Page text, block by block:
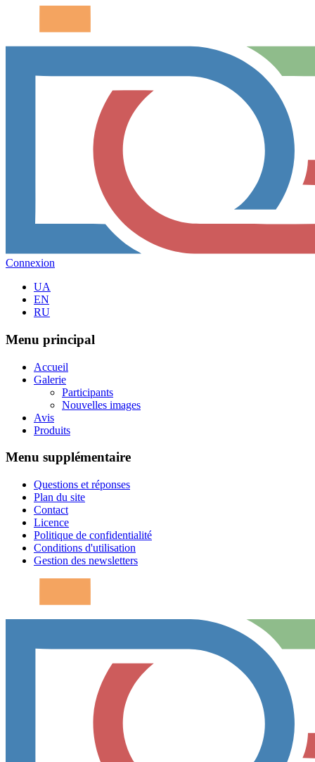
Connexion
UA
EN
RU
Menu principal
Accueil
Galerie
Participants
Nouvelles images
Avis
Produits
Menu supplémentaire
Questions et réponses
Plan du site
Contact
Licence
Politique de confidentialité
Conditions d'utilisation
Gestion des newsletters